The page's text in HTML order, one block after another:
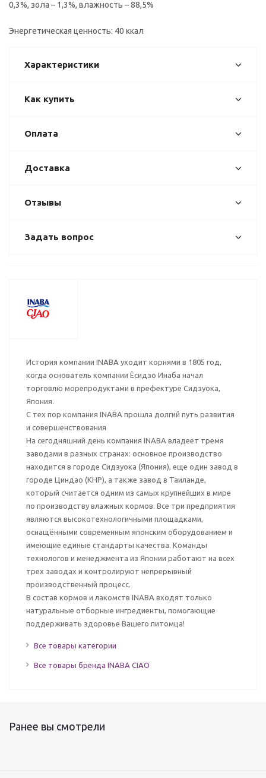
0,3%, зола – 1,3%, влажность – 88,5%
Энергетическая ценность: 40 ккал
Характеристики
Как купить
Оплата
Доставка
Отзывы
Задать вопрос
История компании INABA уходит корнями в 1805 год,
когда основатель компании Ёсидзо Инаба начал
торговлю морепродуктами в префектуре Сидзуока,
Япония.
С тех пор компания INABA прошла долгий путь развития
и совершенствования
На сегодняшний день компания INABA владеет тремя
заводами в разных странах: основное производство
находится в городе Сидзуока (Япония), еще один завод в
городе Циндао (КНР), а также завод в Таиланде,
который считается одним из самых крупнейших в мире
по производству влажных кормов. Все три предприятия
являются высокотехнологичными площадками,
оснащёнными современным японским оборудованием и
имеющие единые стандарты качества. Команды
технологов и менеджмента из Японии работают на всех
трех заводах и контролируют непрерывный
производственный процесс.
В состав кормов и лакомств INABA входят только
натуральные отборные ингредиенты, помогающие
поддерживать здоровье Вашего питомца!
Все товары категории
Все товары бренда INABA CIAO
Ранее вы смотрели